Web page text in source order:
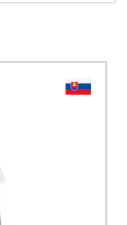
za účelom
Bomba